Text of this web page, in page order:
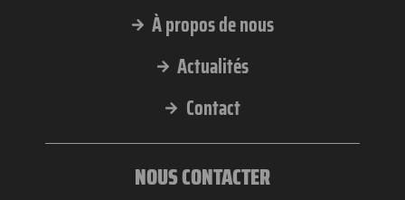
À propos de nous
Actualités
Contact
NOUS CONTACTER